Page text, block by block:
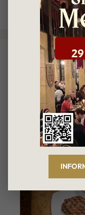
Plaats een
10
absoluut
bezoek aan
3 maart 2026door